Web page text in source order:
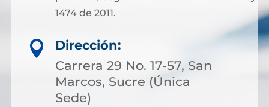
1474 de 2011.

Dirección:
Carrera 29 No. 17-57, San
Marcos, Sucre (Única
Sede)